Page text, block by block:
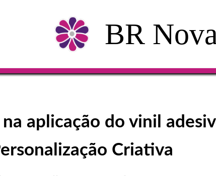
BR
aplicação do vinil
Criativa